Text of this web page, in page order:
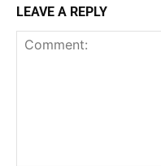
LEAVE A REPLY